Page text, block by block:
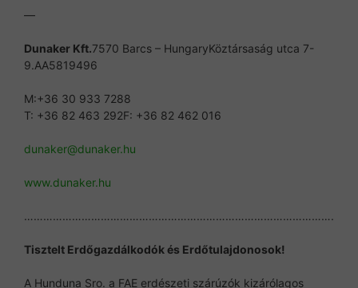
—
Dunaker Kft.7570 Barcs – HungaryKöztársaság utca 7-
9.AA5819496
M:+36 30 933 7288
T: +36 82 463 292F: +36 82 462 016
dunaker@dunaker.hu
www.dunaker.hu
…………………………………………………………………………………….
Tisztelt Erdőgazdálkodók és Erdőtulajdonosok!
A Hunduna Sro. a FAE erdészeti szárúzók kizárólagos